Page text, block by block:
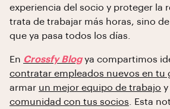
experiencia del socio y proteger la
trata de trabajar más horas, sino
que ya pasa todos los días.
En Crossfy Blogya compartimos
contratar empleados nuevos en tu
armar un mejor equipo de trabajo y
comunidad con tus socios . Esta